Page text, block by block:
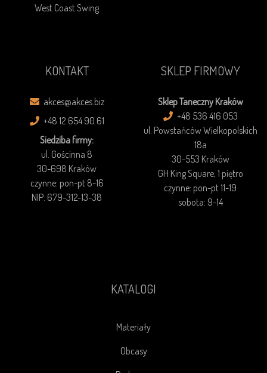
West Coast Swing
KONTAKT
akces@akces.biz
+48 12 654 90 61
Siedziba firmy:
ul. Gościnna 8
30-698 Kraków
czynne: pon-pt 8-16
NIP: 679-312-13-38
SKLEP FIRMOWY
Sklep Taneczny Kraków
+48 536 416 053
ul. Powstańców Wielkopolskich
18a
30-553 Kraków
GH King Square, 1 piętro
czynne: pon-pt 11-19
sobota: 9-14
KATALOGI
Materiały
Obcasy